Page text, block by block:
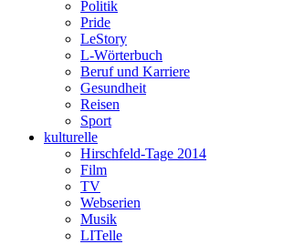
Politik
Pride
LeStory
L-Wörterbuch
Beruf und Karriere
Gesundheit
Reisen
Sport
kulturelle
Hirschfeld-Tage 2014
Film
TV
Webserien
Musik
LITelle